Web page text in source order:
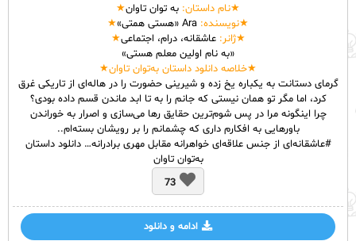
★نام داستان: به توان تاوان★
★نویسنده:
★
★ژانر: عاشقانه، درام، اجتماعی★
«به نام اولین معلم هستی»
★خلاصه دانلود داستان به‌توان تاوان★
گرمای دستانت به یکباره یخ زده و شیرینی حضورت را در هاله‌‌ای از تاریکی غرق
کرد، اما مگر تو همان نیستی که جانم را به تا ابد ماندن قسم داده بودی؟
چرا اینگونه مرا در پس شوم‌‌ترین حقایق رها می‌‌سازی و اصرار به خوراندن
باورهایی به افکارم داری که چشمانم را بر رویشان بسته‌‌ام..
#عاشقانه‌‌ای از جنس علاقه‌‌ای خواهرانه مقابل مهری برادرانه… دانلود داستان
به‌توان تاوان
73
ادامه و دانلود